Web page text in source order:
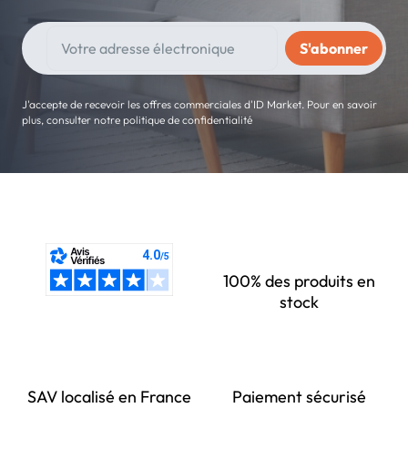
J'accepte de recevoir les offres commerciales d'ID Market. Pour en savoir
plus, consulter notre politique de confidentialité
100% des produits en
stock
SAV localisé en France Paiement sécurisé